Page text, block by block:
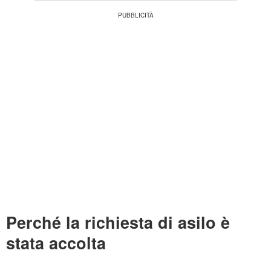
Perché la richiesta di asilo è
stata accolta